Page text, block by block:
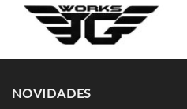
NOVIDADES